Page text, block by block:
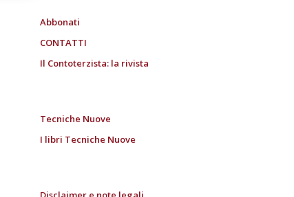
Abbonati
CONTATTI
Il Contoterzista: la rivista
Tecniche Nuove
I libri Tecniche Nuove